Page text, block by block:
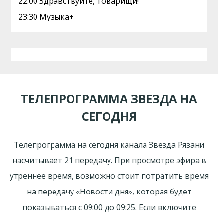
23:30 Музыка+
ТЕЛЕПРОГРАММА ЗВЕЗДА НА
СЕГОДНЯ
Телепрограмма на сегодня канала Звезда Рязани
насчитывает 21 передачу. При просмотре эфира в
утреннее время, возможно стоит потратить время
на передачу «Новости дня», которая будет
показываться с 09:00 до 09:25. Если включите